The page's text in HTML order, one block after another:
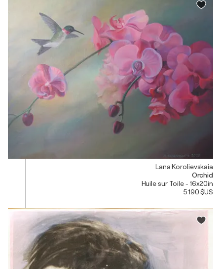
Lana Korolievskaia
Orchid
Huile sur Toile - 16x20in
5 190 $US